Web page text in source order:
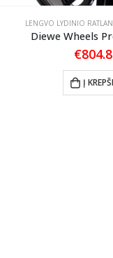
LENGVO LYDINIO
Diewe Wheels
€
Į